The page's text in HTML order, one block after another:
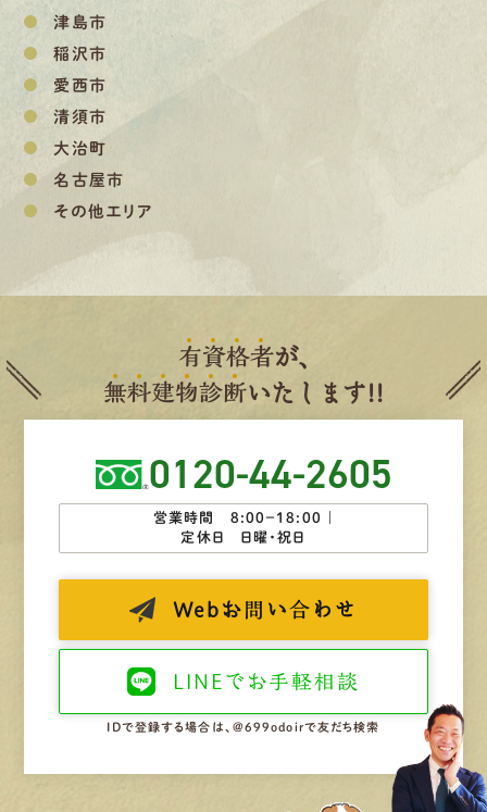
津島市
稲沢市
愛西市
清須市
大治町
名古屋市
その他エリア
有資格者が、
無料建物診断いたします!!
0120-44-2605
営業時間 8:00−18:00 ｜
定休日 日曜・祝日
Web お問い合わせ
LINEで お手軽相談
IDで登録する場合は、@699odoirで友だち検索